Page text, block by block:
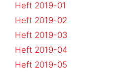
Heft 2019-01
Heft 2019-02
Heft 2019-03
Heft 2019-04
Heft 2019-05